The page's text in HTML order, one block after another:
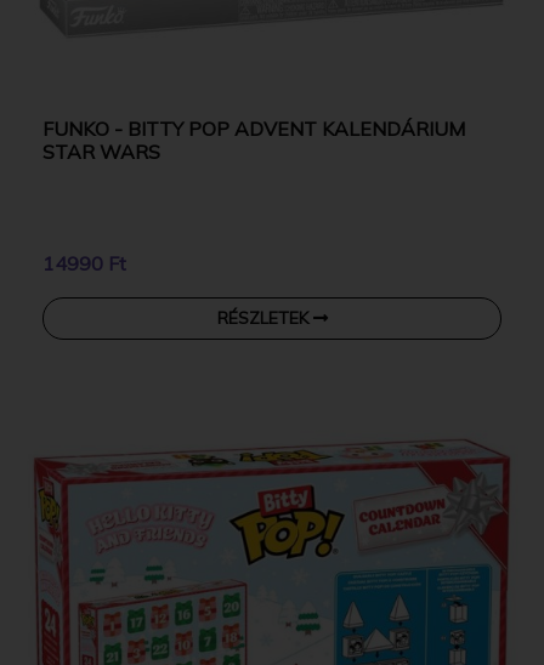
FUNKO - BITTY POP ADVENT KALENDÁRIUM
STAR WARS
14990 Ft
RÉSZLETEK